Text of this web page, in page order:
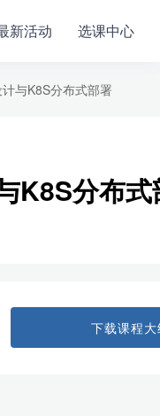
新活动 选课中心
与K8S分布式部署
K8S分布式
下载课程